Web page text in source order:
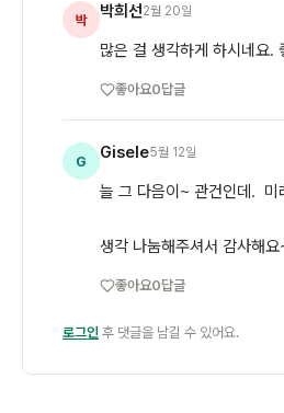
박 박희선2월 20일
많은 걸 생각하게 하시네요.
좋아요0답글
G Gisele5월 12일
늘 그 다음이~ 관건인데. 미
생각 나눔해주셔서 감사해요
좋아요0답글
로그인 후 댓글을 남길 수 있어요.